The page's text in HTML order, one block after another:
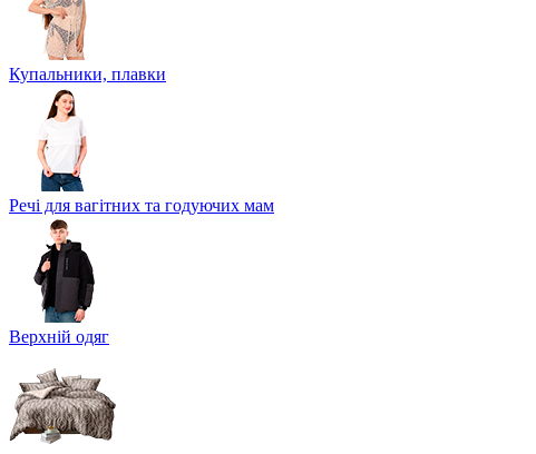
Купальники, плавки
Речі для вагітних та годуючих мам
Верхній одяг